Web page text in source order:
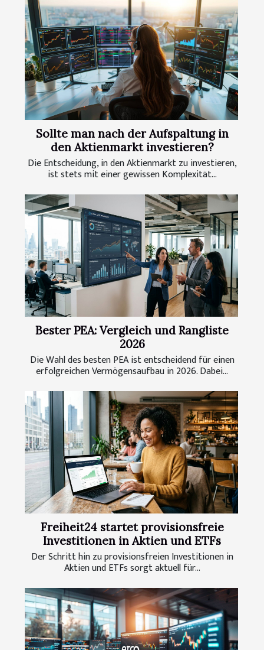
Sollte man nach der Aufspaltung in
den Aktienmarkt investieren?
Die Entscheidung, in den Aktienmarkt zu investieren,
ist stets mit einer gewissen Komplexität...
Bester PEA: Vergleich und Rangliste
2026
Die Wahl des besten PEA ist entscheidend für einen
erfolgreichen Vermögensaufbau in 2026. Dabei...
Freiheit24 startet provisionsfreie
Investitionen in Aktien und ETFs
Der Schritt hin zu provisionsfreien Investitionen in
Aktien und ETFs sorgt aktuell für...